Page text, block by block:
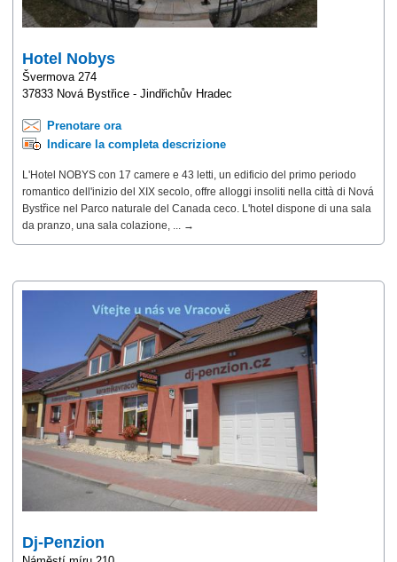
Hotel Nobys
Švermova 274
37833 Nová Bystřice - Jindřichův Hradec
Prenotare ora
Indicare la completa descrizione
L'Hotel NOBYS con 17 camere e 43 letti, un edificio del primo periodo
romantico dell'inizio del XIX secolo, offre alloggi insoliti nella città di Nová
Bystřice nel Parco naturale del Canada ceco. L'hotel dispone di una sala
da pranzo, una sala colazione, ... →
Dj-Penzion